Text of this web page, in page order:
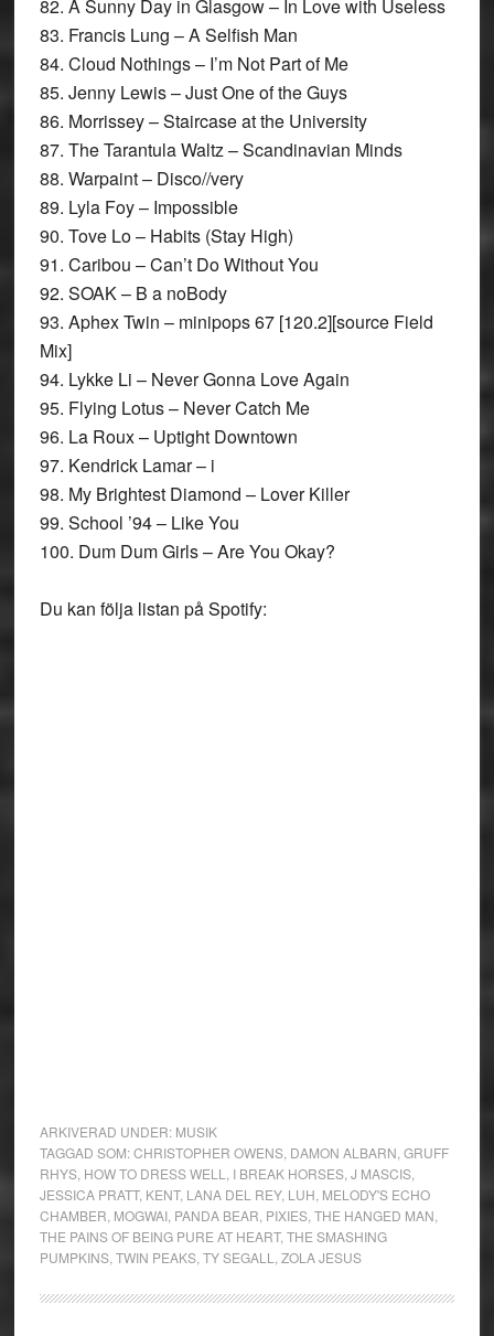
82. A Sunny Day in Glasgow – In Love with Useless
83. Francis Lung – A Selfish Man
84. Cloud Nothings – I’m Not Part of Me
85. Jenny Lewis – Just One of the Guys
86. Morrissey – Staircase at the University
87. The Tarantula Waltz – Scandinavian Minds
88. Warpaint – Disco//very
89. Lyla Foy – Impossible
90. Tove Lo – Habits (Stay High)
91. Caribou – Can’t Do Without You
92. SOAK – B a noBody
93. Aphex Twin – minipops 67 [120.2][source Field
Mix]
94. Lykke Li – Never Gonna Love Again
95. Flying Lotus – Never Catch Me
96. La Roux – Uptight Downtown
97. Kendrick Lamar – i
98. My Brightest Diamond – Lover Killer
99. School ’94 – Like You
100. Dum Dum Girls – Are You Okay?
Du kan följa listan på Spotify:
ARKIVERAD UNDER: MUSIK
TAGGAD SOM:CHRISTOPHER OWENS, DAMON ALBARN GRUFF
RHYS, HOW TO DRESS WELL I BREAK HORSES, J MASCIS,
JESSICA PRATT, KENT, LANA DEL REY, LUH MELODY'S ECHO
CHAMBER MOGWAI, PANDA BEAR PIXIES, THE HANGED MAN
THE PAINS OF BEING PURE AT HEART, THE SMASHING
PUMPKINS, TWIN PEAKS, TY SEGALL ZOLA JESUS